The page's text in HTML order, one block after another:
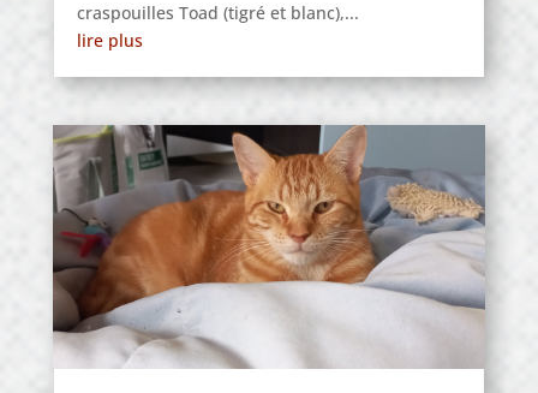
craspouilles Toad (tigré et blanc),...
lire plus